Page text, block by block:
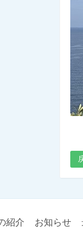
紹介 お知らせ